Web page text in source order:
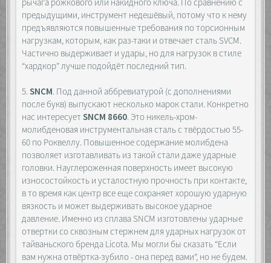
предыдущими, инструмент недешёвый, потому что к нему
предъявляются повышенные требования по торсионным
нагрузкам, которым, как раз-таки и отвечает сталь SVCM.
Частично выдерживает и удары, но для нагрузок в стиле
“хардкор” лучше подойдёт последний тип.
5.SNCM. Под данной аббревиатурой (с дополнениями
после букв) выпускают несколько марок стали. Конкретно
нас интересуетSNCM 8660. Это никель-хром-
молибденовая инструментальная сталь с твёрдостью 55-
60 по Роквеллу. Повышенное содержание молибдена
позволяет изготавливать из такой стали даже ударные
головки. Науглероженная поверхность имеет высокую
износостойкость и усталостную прочность при контакте,
в то время как центр все еще сохраняет хорошую ударную
вязкость и может выдерживать высокое ударное
давление. Именно из сплава SNCM изготовлены ударные
отвертки со сквозным стержнем для ударных нагрузок от
тайваньского бренда Licota. Мы могли бы сказать “Если
вам нужна отвёртка-зубило - она перед вами”, но не будем.